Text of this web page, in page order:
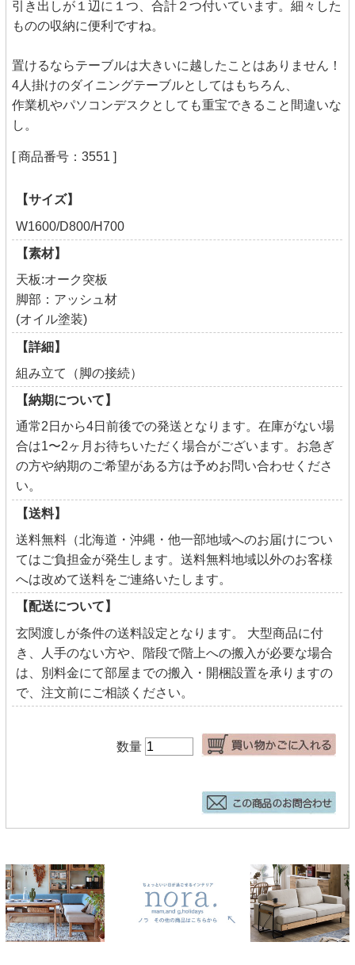
引き出しが１辺に１つ、合計２つ付いています。細々した
ものの収納に便利ですね。
置けるならテーブルは大きいに越したことはありません！
4人掛けのダイニングテーブルとしてはもちろん、
作業机やパソコンデスクとしても重宝できること間違いな
し。
[ 商品番号：3551 ]
【サイズ】
W1600/D800/H700
【素材】
天板:オーク突板
脚部：アッシュ材
(オイル塗装)
【詳細】
組み立て（脚の接続）
【納期について】
通常2日から4日前後での発送となります。在庫がない場
合は1〜2ヶ月お待ちいただく場合がございます。お急ぎ
の方や納期のご希望がある方は予めお問い合わせくださ
い。
【送料】
送料無料（北海道・沖縄・他一部地域へのお届けについ
てはご負担金が発生します。送料無料地域以外のお客様
へは改めて送料をご連絡いたします。
【配送について】
玄関渡しが条件の送料設定となります。 大型商品に付
き、人手のない方や、階段で階上への搬入が必要な場合
は、別料金にて部屋までの搬入・開梱設置を承りますの
で、注文前にご相談ください。
数量